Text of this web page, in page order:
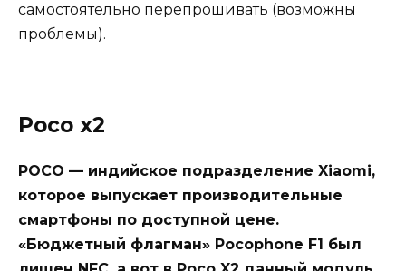
самостоятельно перепрошивать (возможны
проблемы).
Poco x2
POCO — индийское подразделение Xiaomi,
которое выпускает производительные
смартфоны по доступной цене.
«Бюджетный флагман» Pocophone F1 был